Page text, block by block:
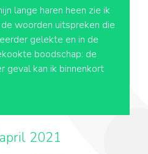
lange haren heen zie ik
woorden uitspreken die
gelekte en in de
boodschap: de
geval kan ik binnenkort
2021